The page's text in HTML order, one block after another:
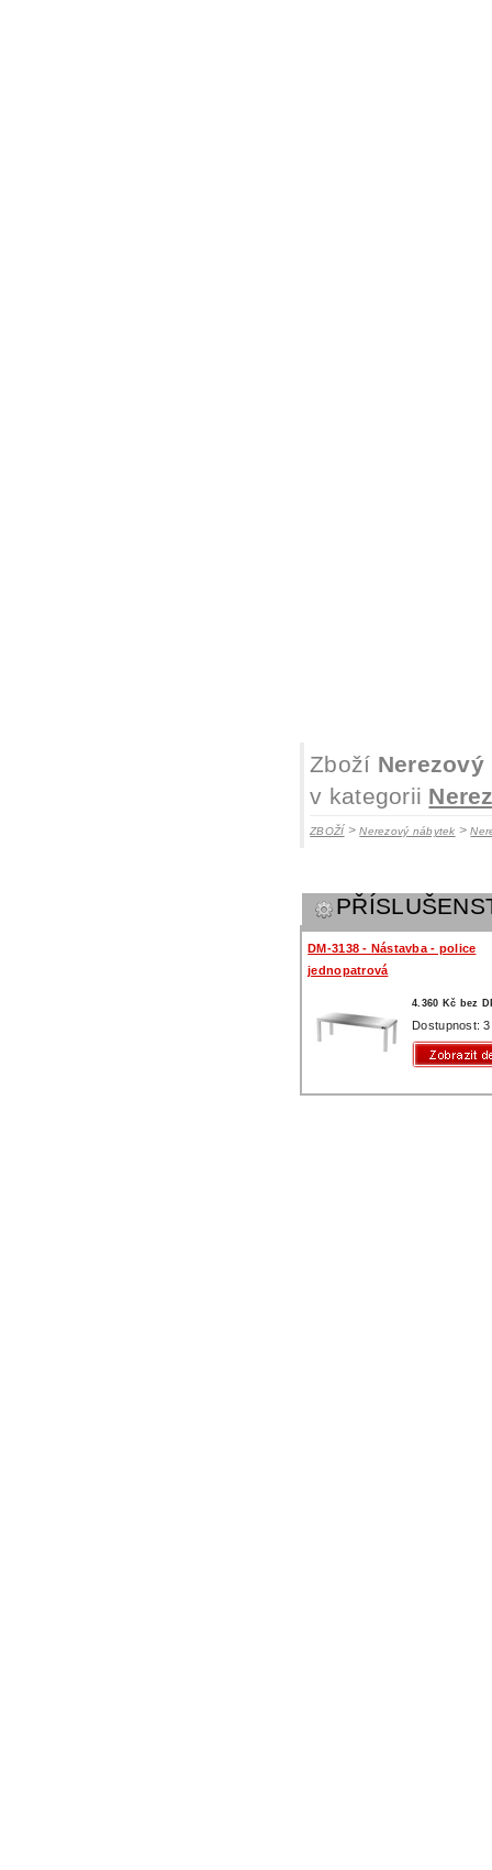
Zboží
v kategorii
ZBOŽÍ >Nerezový nábytek >
DM-3138 - Nástavba - police
jednopatrová
4.360 Kč bez
Dostupnost: